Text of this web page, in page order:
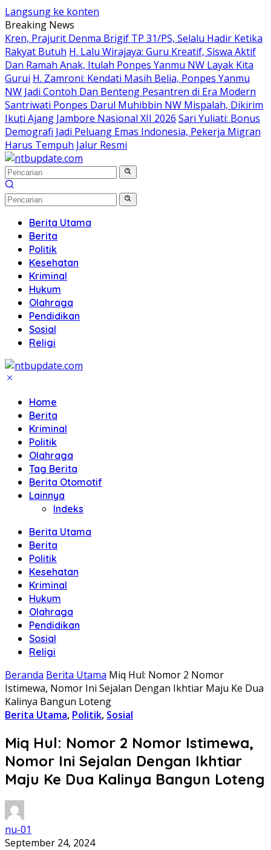
Langsung ke konten
Breaking News
Kren, Prajurit Denma Brigif TP 31/PS, Selalu Hadir Ketika
Rakyat Butuh H. Lalu Wirajaya: Guru Kreatif, Siswa Aktif
Dan Ramah Anak, Itulah Ponpes Yanmu NW Layak Kita
Gurui H. Zamroni: Kendati Masih Belia, Ponpes Yanmu
NW Jadi Contoh Dan Benteng Pesantren di Era Modern
Santriwati Ponpes Darul Muhibbin NW Mispalah, Dikirim
Ikuti Ajang Jambore Nasional XII 2026 Sari Yuliati: Bonus
Demografi Jadi Peluang Emas Indonesia, Pekerja Migran
Harus Tempuh Jalur Resmi
Berita Utama
Berita
Politik
Kesehatan
Kriminal
Hukum
Olahraga
Pendidikan
Sosial
Religi
Home
Berita
Kriminal
Politik
Olahraga
Tag Berita
Berita Otomotif
Lainnya
Indeks
Berita Utama
Berita
Politik
Kesehatan
Kriminal
Hukum
Olahraga
Pendidikan
Sosial
Religi
Beranda Berita Utama Miq Hul: Nomor 2 Nomor
Istimewa, Nomor Ini Sejalan Dengan Ikhtiar Maju Ke Dua
Kalinya Bangun Loteng
Berita Utama, Politik, Sosial
Miq Hul: Nomor 2 Nomor Istimewa,
Nomor Ini Sejalan Dengan Ikhtiar
Maju Ke Dua Kalinya Bangun Loteng
nu-01
September 24, 2024